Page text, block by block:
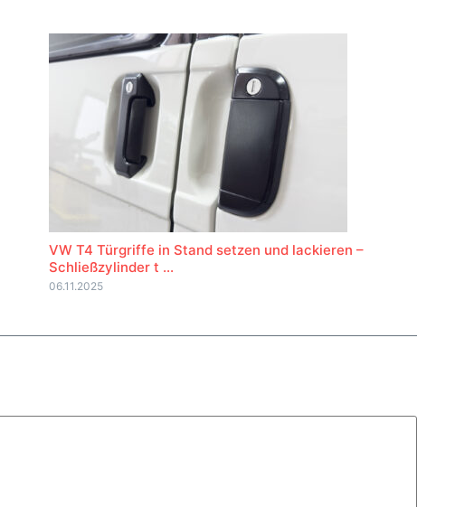
VW T4 Türgriffe in Stand setzen und lackieren –
Schließzylinder t ...
06.11.2025